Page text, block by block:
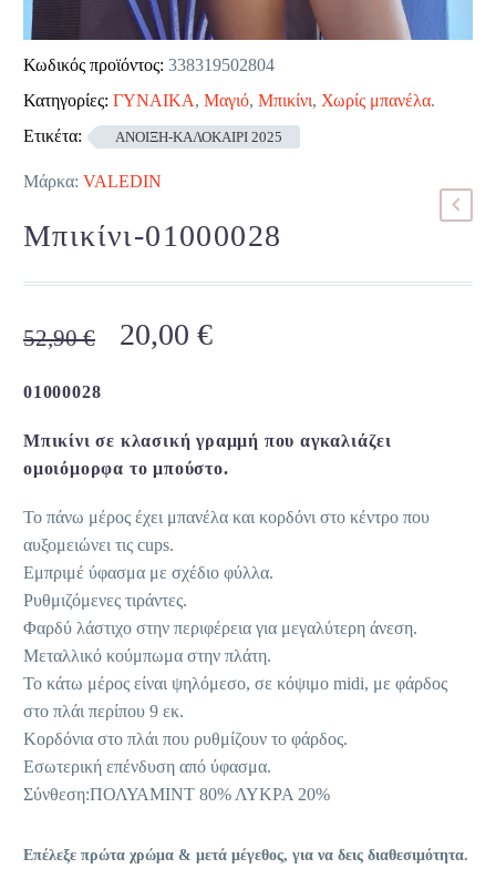
Κωδικός προϊόντος: 338319502804
Κατηγορίες: ΓΥΝΑΙΚΑ, Μαγιό, Μπικίνι, Χωρίς μπανέλα.
Ετικέτα:
ΑΝΟΙΞΗ-ΚΑΛΟΚΑΙΡΙ 2025
Μάρκα: VALEDIN
Μπικίνι-01000028
52,90€
Original
52,90 €.
20,00 €Η
είναι:
20,00 €.
01000028
Μπικίνι σε κλασική γραμμή που αγκαλιάζει
ομοιόμορφα το μπούστο.
Το πάνω μέρος έχει μπανέλα και κορδόνι στο κέντρο που
αυξομειώνει τις cups.
Εμπριμέ ύφασμα με σχέδιο φύλλα.
Ρυθμιζόμενες τιράντες.
Φαρδύ λάστιχο στην περιφέρεια για μεγαλύτερη άνεση.
Μεταλλικό κούμπωμα στην πλάτη.
Το κάτω μέρος είναι ψηλόμεσο, σε κόψιμο midi, με φάρδος
στο πλάι περίπου 9 εκ.
Κορδόνια στο πλάι που ρυθμίζουν το φάρδος.
Εσωτερική επένδυση από ύφασμα.
Σύνθεση:ΠΟΛΥΑΜΙΝΤ 80% ΛΥΚΡΑ 20%
Επέλεξε πρώτα χρώμα & μετά μέγεθος, για να δεις διαθεσιμότητα.